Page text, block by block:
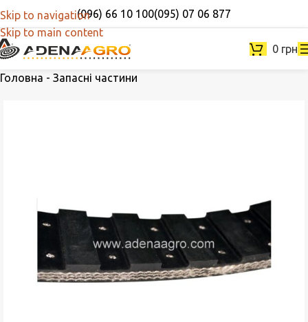
Skip to navigation
Skip to main content
(096) 66 10 100(095) 07 06 877
0 грн
Головна - Запасні частини